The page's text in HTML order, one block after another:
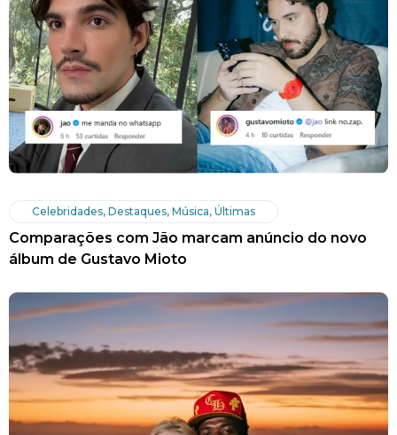
Celebridades, Destaques, Música, Últimas
Comparações com Jão marcam anúncio do novo
álbum de Gustavo Mioto